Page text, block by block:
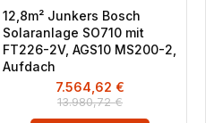
12,8m² Junkers Bosch
Solaranlage SO710 mit
FT226-2V, AGS10 MS200-2,
Aufdach
13.980,72€
7.564,62 €